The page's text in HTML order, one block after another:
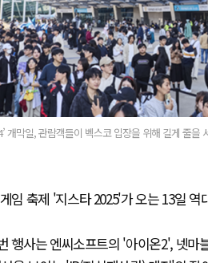
개막일, 관람객들이 벡스코 입장을 위해 길게 줄을
임 축제 '지스타 2025'가 오는 13일
행사는 엔씨소프트의 '아이온2', 넷